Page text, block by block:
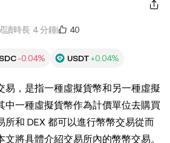
讀時長 4 分鐘 40
-0.04% USDT+0.04%
易，是指一種虛擬貨幣和另一種虛擬
中一種虛擬貨幣作為計價單位去購買
所和 DEX 都可以進行幣幣交易從而
將具體介紹交易所內的幣幣交易。